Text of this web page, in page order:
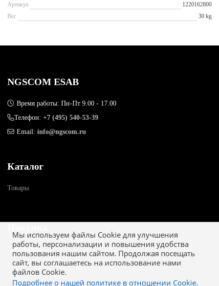
Артикул
1220162800
Вес
30 kg
Мы используем файлы Cookie для улучшения
работы, персонализации и повышения удобства
пользования нашим сайтом. Продолжая посещать
сайт, вы соглашаетесь на использование нами
файлов Cookie.
Подробнее о нашей политике в отношении Cookie.
NGSCOM ESAB
Время работы: Пн-Пт 9.00 - 17.00
Телефон: +7 (495) 540-53-39
Email: info@ngscom.ru
Каталог
Товары
Как купить
Гарантия